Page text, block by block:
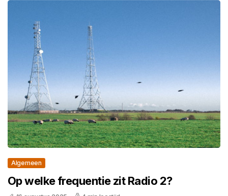
Algemeen
Op welke frequentie zit Radio 2?